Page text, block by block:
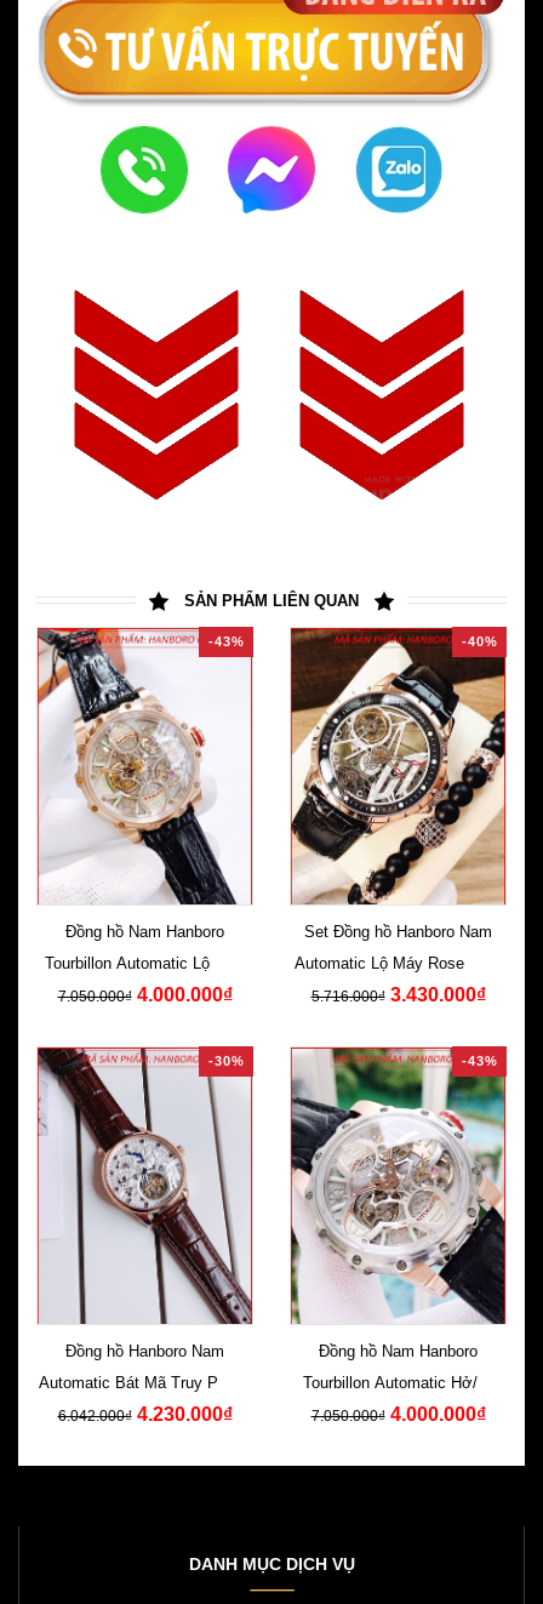
SẢN PHẨM LIÊN QUAN
-43%
Đồng hồ Nam Hanboro
Tourbillon Automatic Lộ Máy
Cơ Tự Động
7.050.000₫ 4.000.000₫
-40%
Set Đồng hồ Hanboro Nam
Automatic Lộ Máy Rose Gold
Dây Da
5.716.000₫ 3.430.000₫
-30%
Đồng hồ Hanboro Nam
Automatic Bát Mã Truy Phong
Dây Da Nâu
6.042.000₫ 4.230.000₫
-43%
Đồng hồ Nam Hanboro
Tourbillon Automatic Hở/Lộ
Máy Dây Da
7.050.000₫ 4.000.000₫
DANH MỤC DỊCH VỤ